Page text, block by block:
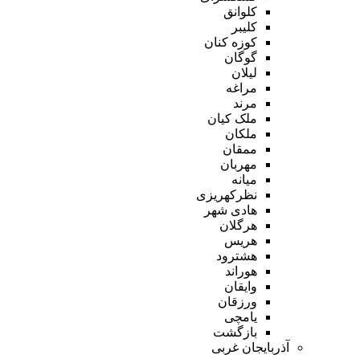
کلوانق
کلیبر
کوزه کنان
گوگان
لیلان
مراغه
مرند
ملک کیان
ملکان
ممقان
مهربان
میانه
نظرکهریزی
هادی شهر
هرگلان
هریس
هشترود
هوراند
وایقان
ورزقان
یامچی
بازگشت
آذربایجان غربی